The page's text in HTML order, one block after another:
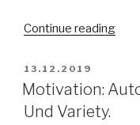
Continue reading
POSTED
ON
13.12.2019
Motivation:
Und Variety.